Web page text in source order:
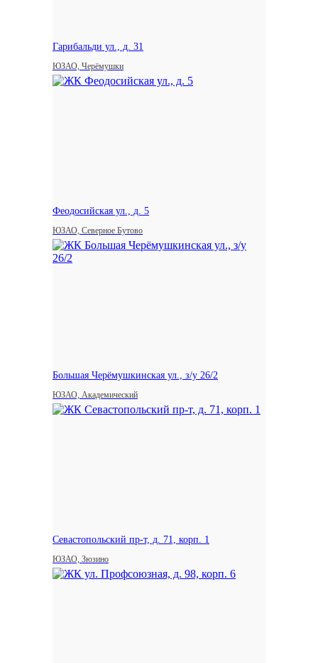
Гарибальди ул., д. 31
ЮЗАО, Черёмушки
Феодосийская ул., д. 5
ЮЗАО, Северное Бутово
Большая Черёмушкинская ул., з/у 26/2
ЮЗАО, Академический
Севастопольский пр-т, д. 71, корп. 1
ЮЗАО, Зюзино